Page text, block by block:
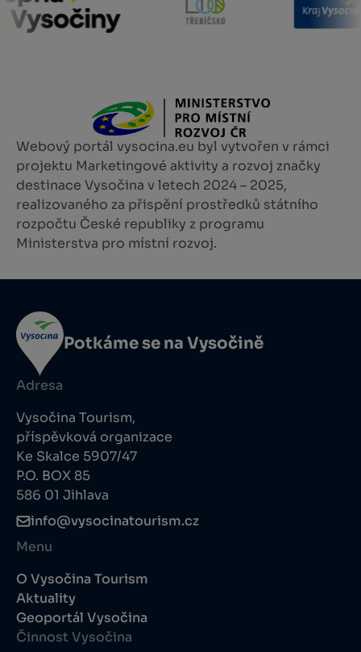
Webový portál vysocina.eu byl vytvořen v rámci
projektu Marketingové aktivity a rozvoj značky
destinace Vysočina v letech 2024 – 2025,
realizovaného za přispění prostředků státního
rozpočtu České republiky z programu
Ministerstva pro místní rozvoj.
Potkáme se na Vysočině
Adresa
Vysočina Tourism,
příspěvková organizace
Ke Skalce 5907/47
P.O. BOX 85
586 01 Jihlava
info@vysocinatourism.cz
Menu
O Vysočina Tourism
Aktuality
Geoportál Vysočina
Činnost Vysočina